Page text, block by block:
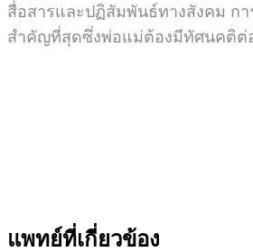
สื่อสารและปฏิสัมพันธ์ทางสังคม ก
สำคัญที่สุดซึ่งพ่อแม่ต้องมีทัศนคติต่
แพทย์ที่เกี่ยวข้อง